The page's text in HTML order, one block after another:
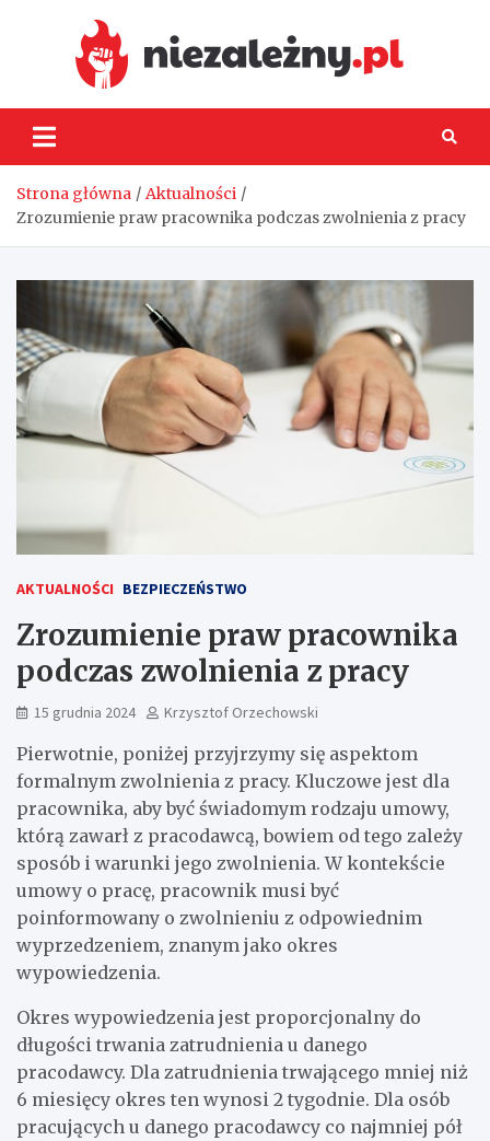
Strona główna
Aktualności
Zrozumienie praw pracownika podczas zwolnienia z pracy
AKTUALNOŚCI BEZPIECZEŃSTWO
Zrozumienie praw pracownika
podczas zwolnienia z pracy
15 grudnia 2024 Krzysztof Orzechowski
Pierwotnie, poniżej przyjrzymy się aspektom
formalnym zwolnienia z pracy. Kluczowe jest dla
pracownika, aby być świadomym rodzaju umowy,
którą zawarł z pracodawcą, bowiem od tego zależy
sposób i warunki jego zwolnienia. W kontekście
umowy o pracę, pracownik musi być
poinformowany o zwolnieniu z odpowiednim
wyprzedzeniem, znanym jako okres
wypowiedzenia.
Okres wypowiedzenia jest proporcjonalny do
długości trwania zatrudnienia u danego
pracodawcy. Dla zatrudnienia trwającego mniej niż
6 miesięcy okres ten wynosi 2 tygodnie. Dla osób
pracujących u danego pracodawcy co najmniej pół